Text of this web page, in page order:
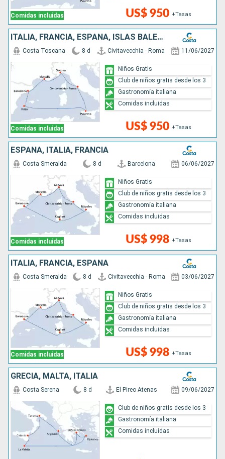
Comidas incluidas US$ 950 +Tasas
ITALIA, FRANCIA, ESPAÑA, ISLAS BALEARES
Comidas incluidas
Costa Toscana 8 d Civitavecchia - Roma 11/06/2027
US$ 950 +Tasas
Niños Gratis
Club de niños gratis desde los 3
Gastronomía italiana
Comidas incluidas
ESPAÑA, ITALIA, FRANCIA
Comidas incluidas
Costa Smeralda 8 d Barcelona 06/06/2027
US$ 998 +Tasas
Niños Gratis
Club de niños gratis desde los 3
Gastronomía italiana
Comidas incluidas
ITALIA, FRANCIA, ESPAÑA
Comidas incluidas
Costa Smeralda 8 d Civitavecchia - Roma 03/06/2027
US$ 998 +Tasas
Niños Gratis
Club de niños gratis desde los 3
Gastronomía italiana
Comidas incluidas
GRECIA, MALTA, ITALIA
Costa Serena 8 d El Pireo Atenas 09/06/2027
Club de niños gratis desde los 3
Gastronomía italiana
Comidas incluidas